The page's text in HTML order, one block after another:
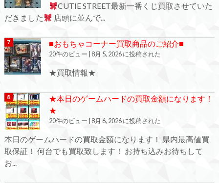
CUTIE STREET最新一番くじ買取させていた
だきました
店頭に並んで...
■おもちゃコーナー買取商品のご紹介■
20件のビュー 8月 5, 2026 に投稿された
★買取情報★
★本日のゲームハードの買取金額になります！
★
20件のビュー 8月 6, 2026 に投稿された
本日のゲームハードの買取金額になります！ 県内最高値買
取保証！ 何台でも買取致します！ お持ち込みお待ちして
お...